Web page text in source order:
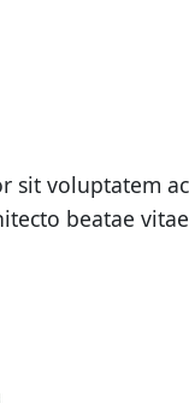
sit voluptatem
beatae